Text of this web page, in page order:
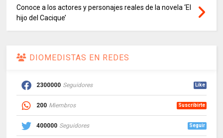
Conoce a los actores y personajes reales de la novela ‘El
hijo del Cacique’
DIOMEDISTAS EN REDES
2300000 Seguidores Like
200 Miembros Suscribirte
400000 Seguidores Seguir